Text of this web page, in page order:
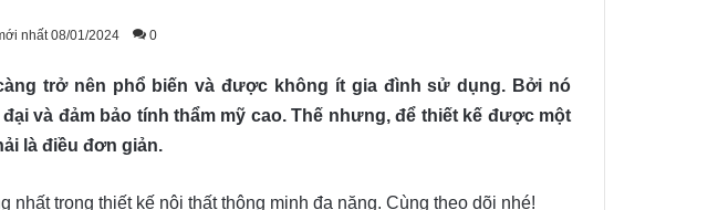
nhất 08/01/2024 0
trở nên phổ biến và được không ít gia đình sử dụng. Bởi nó
và đảm bảo tính thẩm mỹ cao. Thế nhưng, để thiết kế được một
là điều đơn giản.
trong thiết kế nội thất thông minh đa năng. Cùng theo dõi nhé!